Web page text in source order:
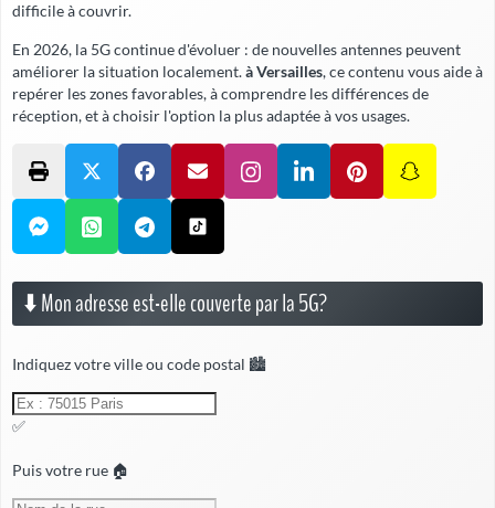
difficile à couvrir.
En 2026, la 5G continue d'évoluer : de nouvelles antennes peuvent
améliorer la situation localement.à Versailles, ce contenu vous aide à
repérer les zones favorables, à comprendre les différences de
réception, et à choisir l'option la plus adaptée à vos usages.
⬇️ Mon adresse est-elle couverte par la 5G?
Indiquez votre ville ou code postal 🏙️
✅
Puis votre rue 🏠